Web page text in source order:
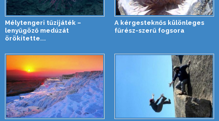
Mélytengeri tűzijáték –
lenyűgöző medúzát
örökítette...
A kérgesteknős különleges
fűrész-szerű fogsora